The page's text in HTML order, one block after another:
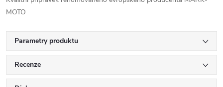
MOTO
Parametry produktu
Recenze